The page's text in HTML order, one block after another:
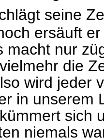
seine
ersäuft
macht nur
die
wird jeder
in unserem
sich
niemals